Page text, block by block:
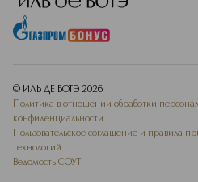
© ИЛЬ ДЕ БОТЭ 2026
Политика в отношении обработки
конфиденциальности
Пользовательское соглашение и правила
технологий
Ведомость СОУТ